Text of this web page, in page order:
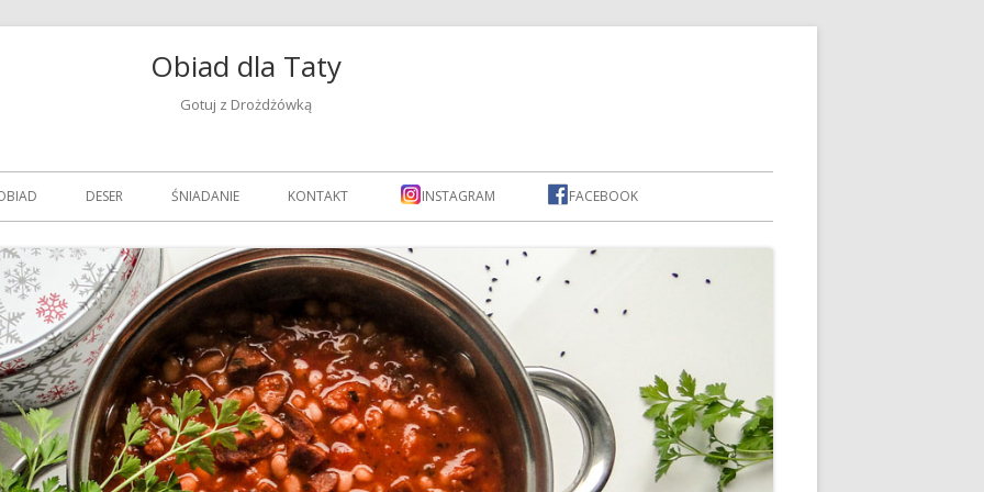
Obiad dla Taty
Gotuj z Drożdżówką
DESER ŚNIADANIE KONTAKT INSTAGRAM FACEBOOK